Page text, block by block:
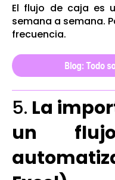
El flujo de caja es
semana a semana.
frecuencia.
5. La
un